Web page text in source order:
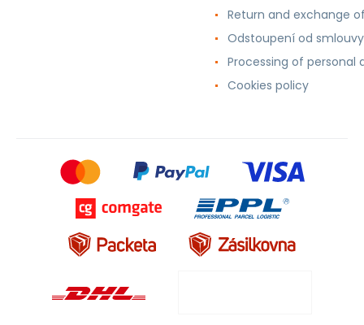
Return and exchange
Odstoupení od smlouvy
Processing of personal
Cookies policy